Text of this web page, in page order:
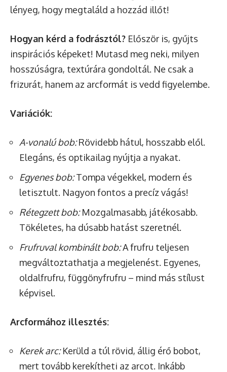
lényeg, hogy megtaláld a hozzád illőt!
Hogyan kérd a fodrásztól? Először is, gyűjts
inspirációs képeket! Mutasd meg neki, milyen
hosszúságra, textúrára gondoltál. Ne csak a
frizurát, hanem az arcformát is vedd figyelembe.
Variációk:
A-vonalú bob:Rövidebb hátul, hosszabb elől.
Elegáns, és optikailag nyújtja a nyakat.
Egyenes bob:Tompa végekkel, modern és
letisztult. Nagyon fontos a precíz vágás!
Rétegzett bob:Mozgalmasabb, játékosabb.
Tökéletes, ha dúsabb hatást szeretnél.
Frufruval kombinált bob:A frufru teljesen
megváltoztathatja a megjelenést. Egyenes,
oldalfrufru, függönyfrufru – mind más stílust
képvisel.
Arcformához illesztés:
Kerek arc:Kerüld a túl rövid, állig érő bobot,
mert tovább kerekítheti az arcot. Inkább